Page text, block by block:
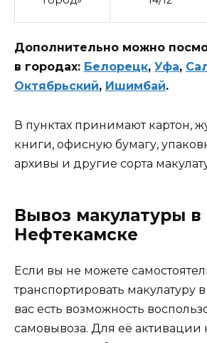
Дополнительно можно
в городах: Белорецк, Уфа,
Октябрьский, Ишимбай.
В пунктах принимают картон,
книги, офисную бумагу,
архивы и другие сорта
Вывоз макулатуры в
Нефтекамске
Если вы не можете
транспортировать макулатуру
вас есть возможность
самовывоза. Для её активации